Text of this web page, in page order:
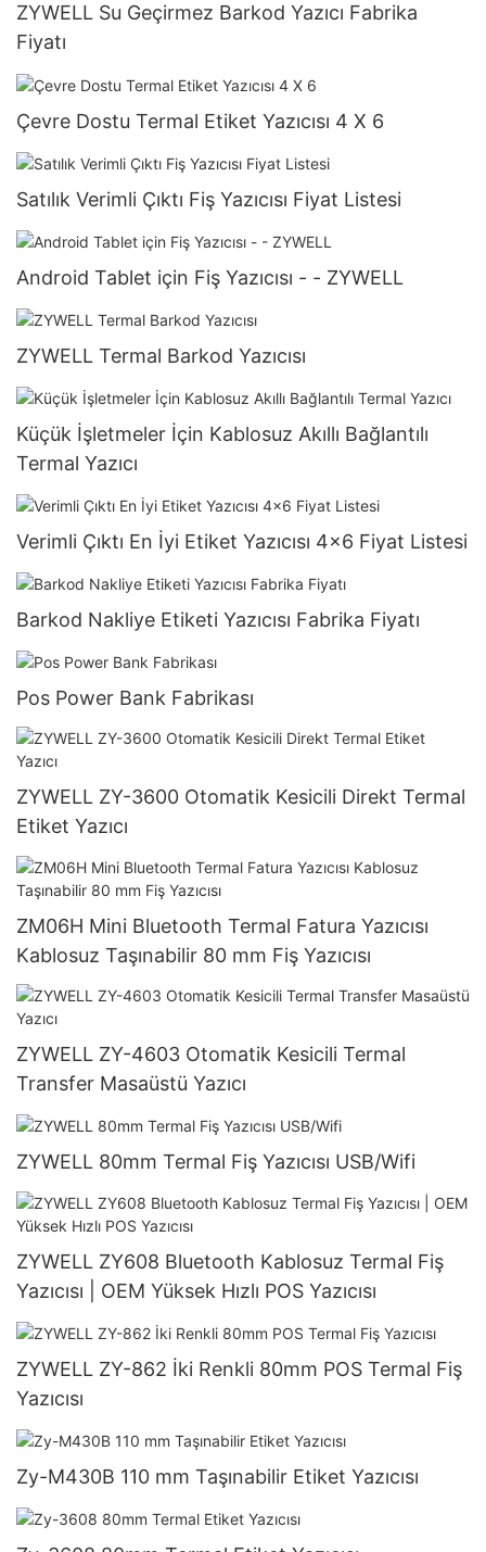
ZYWELL Su Geçirmez Barkod Yazıcı Fabrika
Fiyatı
Çevre Dostu Termal Etiket Yazıcısı 4 X 6
Satılık Verimli Çıktı Fiş Yazıcısı Fiyat Listesi
Android Tablet için Fiş Yazıcısı - - ZYWELL
ZYWELL Termal Barkod Yazıcısı
Küçük İşletmeler İçin Kablosuz Akıllı Bağlantılı
Termal Yazıcı
Verimli Çıktı En İyi Etiket Yazıcısı 4x6 Fiyat Listesi
Barkod Nakliye Etiketi Yazıcısı Fabrika Fiyatı
Pos Power Bank Fabrikası
ZYWELL ZY-3600 Otomatik Kesicili Direkt Termal
Etiket Yazıcı
ZM06H Mini Bluetooth Termal Fatura Yazıcısı
Kablosuz Taşınabilir 80 mm Fiş Yazıcısı
ZYWELL ZY-4603 Otomatik Kesicili Termal
Transfer Masaüstü Yazıcı
ZYWELL 80mm Termal Fiş Yazıcısı USB/Wifi
ZYWELL ZY608 Bluetooth Kablosuz Termal Fiş
Yazıcısı | OEM Yüksek Hızlı POS Yazıcısı
ZYWELL ZY-862 İki Renkli 80mm POS Termal Fiş
Yazıcısı
Zy-M430B 110 mm Taşınabilir Etiket Yazıcısı